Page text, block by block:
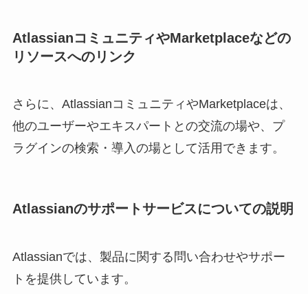
AtlassianコミュニティやMarketplaceなどの
リソースへのリンク
さらに、AtlassianコミュニティやMarketplaceは、
他のユーザーやエキスパートとの交流の場や、プ
ラグインの検索・導入の場として活用できます。
Atlassianのサポートサービスについての説明
Atlassianでは、製品に関する問い合わせやサポー
トを提供しています。